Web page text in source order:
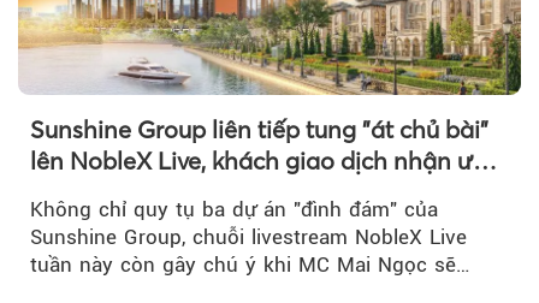
Sunshine Group liên tiếp tung "át chủ bài"
lên NobleX Live, khách giao dịch nhận ưu
Không chỉ quy tụ ba dự án "đình đám" của
Sunshine Group, chuỗi livestream NobleX Live
tuần này còn gây chú ý khi MC Mai Ngọc sẽ